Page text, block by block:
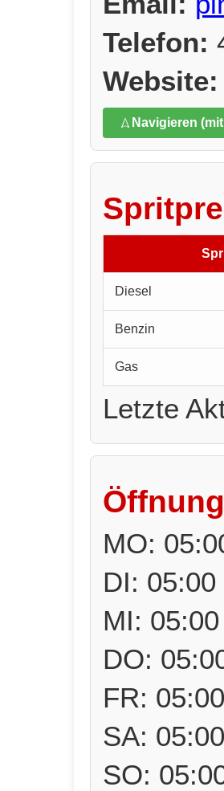
Telefon:
Website:
Navigieren
Diesel
Benzin
Gas
Letzte
MO:
DI:
MI:
DO:
FR:
SA:
SO: